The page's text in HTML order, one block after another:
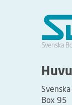
Box 95